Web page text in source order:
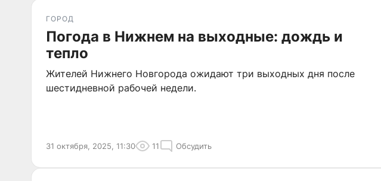
ГОРОД
Погода в Нижнем на выходные: дождь и
тепло
Жителей Нижнего Новгорода ожидают три выходных дня после
шестидневной рабочей недели.
31 октября, 2025, 11:30 11 Обсудить